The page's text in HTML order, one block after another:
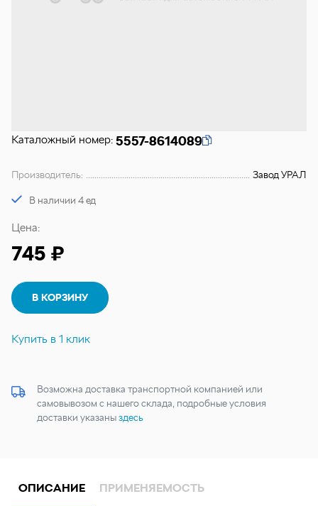
Каталожный номер: 5557-8614089
Производитель: Завод УРАЛ
В наличии 4 ед
Цена:
745 ₽
В КОРЗИНУ
Купить в 1 клик
Возможна доставка транспортной компанией или
самовывозом с нашего склада, подробные условия
доставки указаныздесь
ОПИСАНИЕ ПРИМЕНЯЕМОСТЬ